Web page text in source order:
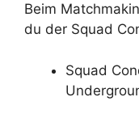
Beim
du der Squad
Squad